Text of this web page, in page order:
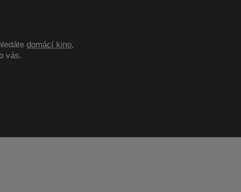
domácí kino,
vás.